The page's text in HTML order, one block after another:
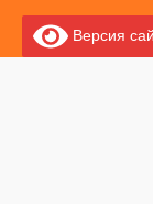
Версия